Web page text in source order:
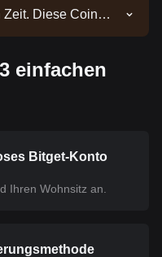
Zeit. Diese Coin
es auf Bitget
gilt für alle auf
einfachen
Bitget-Konto
Ihren Wohnsitz an.